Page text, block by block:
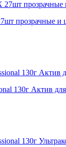
прозрачные и
130г Актив